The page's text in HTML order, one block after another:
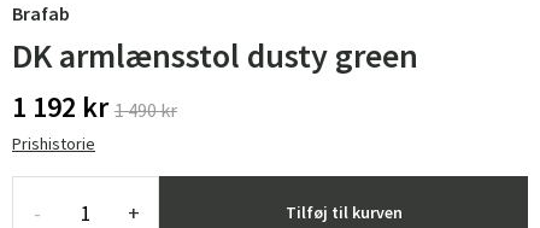
Brafab
DK armlænsstol dusty green
1 192 kr 1 490 kr
Prishistorie
- + Tilføj til kurven